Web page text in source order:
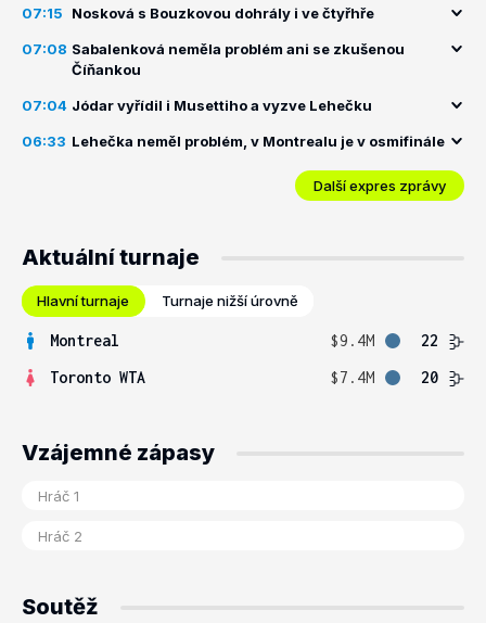
07:15 Nosková s Bouzkovou dohrály i ve čtyřhře
07:08 Sabalenková neměla problém ani se zkušenou
Číňankou
07:04 Jódar vyřídil i Musettiho a vyzve Lehečku
06:33 Lehečka neměl problém, v Montrealu je v osmifinále
Další expres zprávy
Aktuální turnaje
Hlavní turnaje Turnaje nižší úrovně
Montreal $9.4M
22
Toronto WTA
$7.4M 20
Vzájemné zápasy
Soutěž